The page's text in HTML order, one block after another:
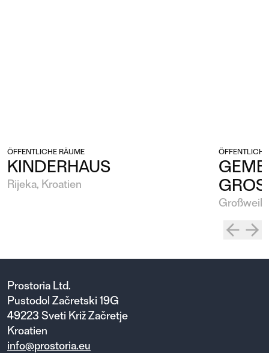
ÖFFENTLICHE RÄUME
KINDERHAUS
Rijeka, Kroatien
Prostoria Ltd.
Pustodol Začretski 19G
49223 Sveti Križ Začretje
Kroatien
info@prostoria.eu